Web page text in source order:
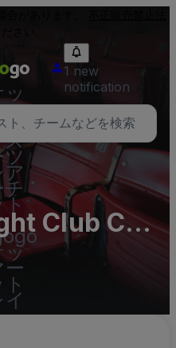
コ
ー
ス
チ
ト
ッ
ー
1 new
notification
Club CW